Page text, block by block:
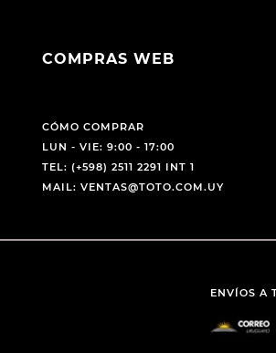
COMPRAS WEB
CÓMO COMPRAR
LUN - VIE: 9:00 - 17:00
TEL: (+598) 2511 2291 INT 1
MAIL: VENTAS@TOTO.COM.UY
ENVÍOS A